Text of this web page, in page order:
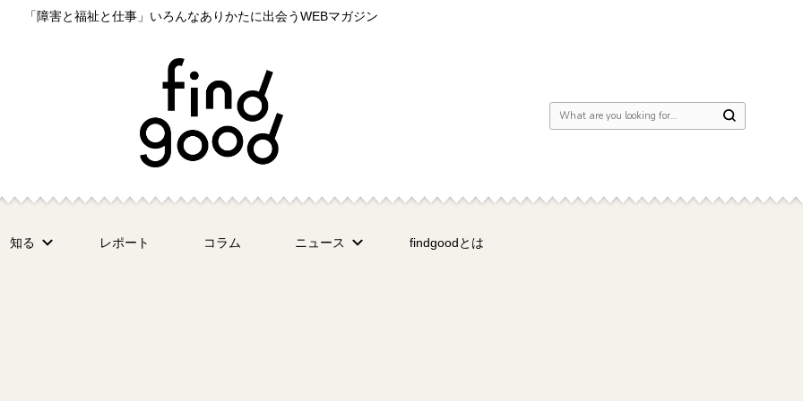
「障害と福祉と仕事」いろんなありかたに出会うWEBマガジン
Looking for Something?
知る レポート コラム ニュース findgoodとは